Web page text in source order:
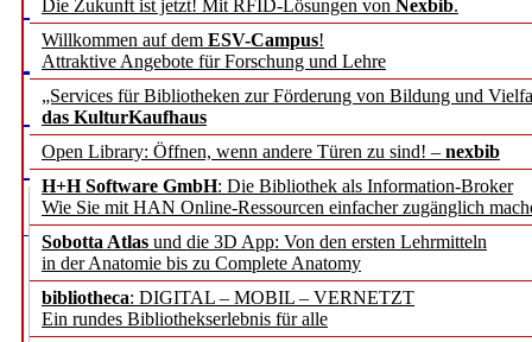
Die Zukunft ist jetzt! Mit RFID-Lösungen von Nexbib.
Willkommen auf dem ESV-Campus!
Attraktive Angebote für Forschung und Lehre
„Services für Bibliotheken zur Förderung von Bildung und
das KulturKaufhaus
Open Library: Öffnen, wenn andere Türen zu sind! – nexbib
H+H Software GmbH: Die Bibliothek als Information-Broker
Wie Sie mit HAN Online-Ressourcen einfacher zugänglich
Sobotta Atlas und die 3D App: Von den ersten Lehrmitteln
in der Anatomie bis zu Complete Anatomy
bibliotheca: DIGITAL – MOBIL – VERNETZT
Ein rundes Bibliothekserlebnis für alle